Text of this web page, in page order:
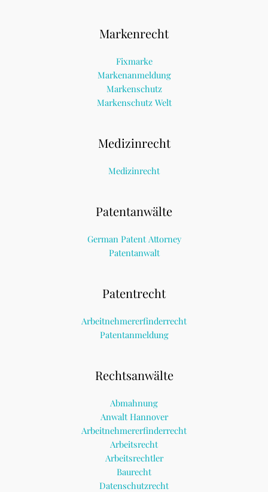
Markenrecht
Fixmarke
Markenanmeldung
Markenschutz
Markenschutz Welt
Medizinrecht
Medizinrecht
Patentanwälte
German Patent Attorney
Patentanwalt
Patentrecht
Arbeitnehmererfinderrecht
Patentanmeldung
Rechtsanwälte
Abmahnung
Anwalt Hannover
Arbeitnehmererfinderrecht
Arbeitsrecht
Arbeitsrechtler
Baurecht
Datenschutzrecht